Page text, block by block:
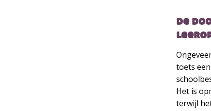
de
toets
Het is
terwijl